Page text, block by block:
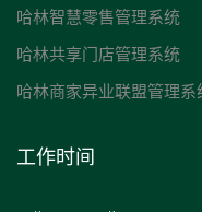
哈林智慧零售管理系统
哈林共享门店管理系统
哈林商家异业联盟管理系
工作时间